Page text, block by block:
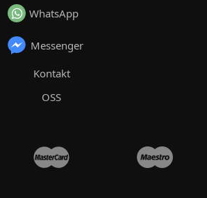
WhatsApp
Messenger
Kontakt
OSS